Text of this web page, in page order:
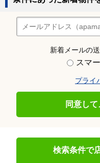
新着メールの
スマ
プライ
同意し
検索条件で